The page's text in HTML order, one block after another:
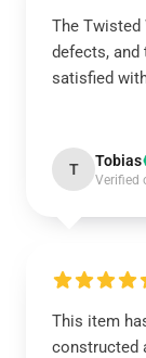
The Twisted
defects, and
satisfied
T Tobias
Verified
This item
constructed